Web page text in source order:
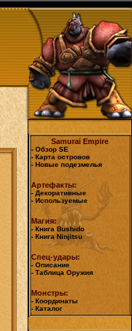
Samurai Empire
- Обзор SE
- Карта островов
- Новые подезмелья
Артефакты:
- Декоративные
- Используемые
Магия:
- Книга Bushido
- Книга Ninjitsu
Спец-удары:
- Описание
- Таблица Оружия
Монстры:
- Координаты
- Каталог